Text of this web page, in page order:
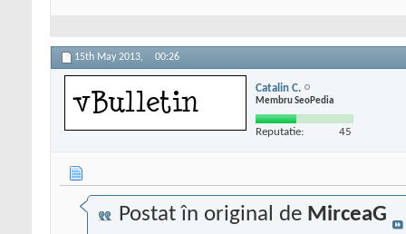
15th May 2013, 00:26
Catalin C.
Membru SeoPedia
Reputatie: 45
Postat în original de MirceaG